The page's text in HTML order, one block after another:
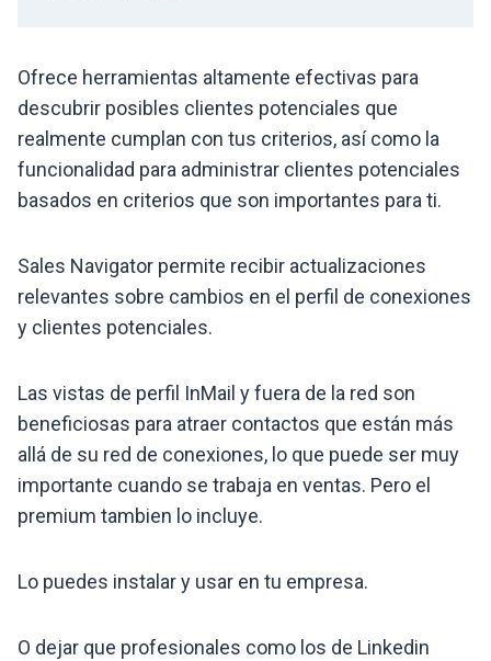
Ofrece herramientas altamente efectivas para
descubrir posibles clientes potenciales que
realmente cumplan con tus criterios, así como la
funcionalidad para administrar clientes potenciales
basados ​​en criterios que son importantes para ti.
Sales Navigator permite recibir actualizaciones
relevantes sobre cambios en el perfil de conexiones
y clientes potenciales.
Las vistas de perfil InMail y fuera de la red son
beneficiosas para atraer contactos que están más
allá de su red de conexiones, lo que puede ser muy
importante cuando se trabaja en ventas. Pero el
premium tambien lo incluye.
Lo puedes instalar y usar en tu empresa.
O dejar que profesionales como los de Linkedin